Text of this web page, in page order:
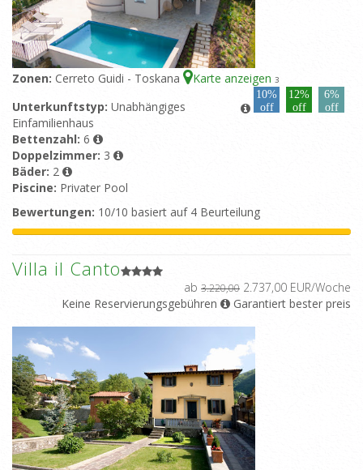
Zonen: Cerreto Guidi - Toskana Karte anzeigen 3
10%
off
12%
off
6%
off
Unterkunftstyp: Unabhängiges
Einfamilienhaus
Bettenzahl: 6
Doppelzimmer: 3
Bäder: 2
Piscine: Privater Pool
Bewertungen: 10/10 basiert auf 4 Beurteilung
Villa il Canto
ab 3.220,00 2.737,00 EUR/Woche
Keine Reservierungsgebühren
Garantiert bester preis